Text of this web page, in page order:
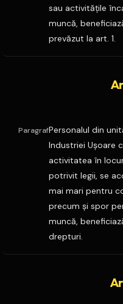
sau activităţile
muncă,
prevăzut la art. 1.
ParagrafPersonalul din
Industriei Uşoare
activitatea în
potrivit legii, se
mai mari pentru
precum şi spor
muncă,
drepturi.